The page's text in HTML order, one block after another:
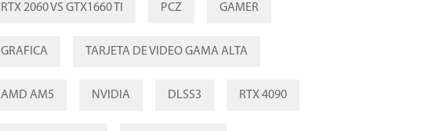
RTX 2060 VS GTX1660 TI PCZ GAMER
GRAFICA TARJETA DE VIDEO GAMA ALTA
AMD AM5 NVIDIA DLSS3 RTX 4090